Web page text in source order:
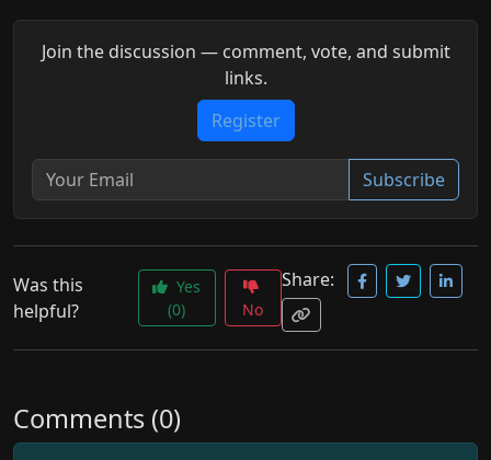
Join the discussion — comment, vote, and submit
links.
Register
Subscribe
Was this
helpful?
Yes
(0)
No
Share:
Comments (0)